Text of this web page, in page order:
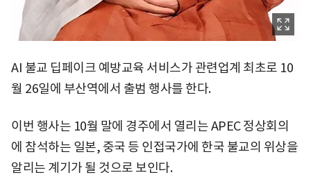
AI 불교 딥페이크 예방교육 서비스가 관련업계 최초로 10
월 26일에 부산역에서 출범 행사를 한다.
이번 행사는 10월 말에 경주에서 열리는 APEC 정상회의
에 참석하는 일본, 중국 등 인접국가에 한국 불교의 위상을
알리는 계기가 될 것으로 보인다.